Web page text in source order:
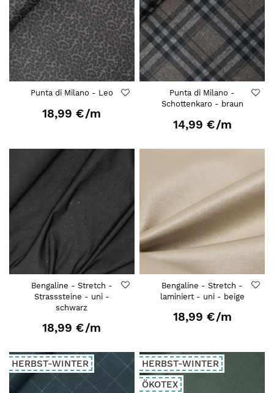
Punta di Milano - Leo
18,99 €/m
Punta di Milano -
Schottenkaro - braun
14,99 €/m
Bengaline - Stretch -
Strasssteine - uni -
schwarz
18,99 €/m
Bengaline - Stretch -
laminiert - uni - beige
18,99 €/m
HERBST-WINTER
HERBST-WINTER
ÖKOTEX